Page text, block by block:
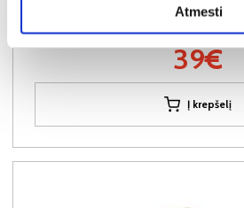
Atmesti
Kaina perkant po 4 vnt
39€
Į krepšelį